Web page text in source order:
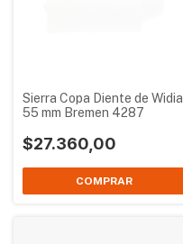
Sierra Copa Diente de Widia
55 mm Bremen 4287
$27.360,00